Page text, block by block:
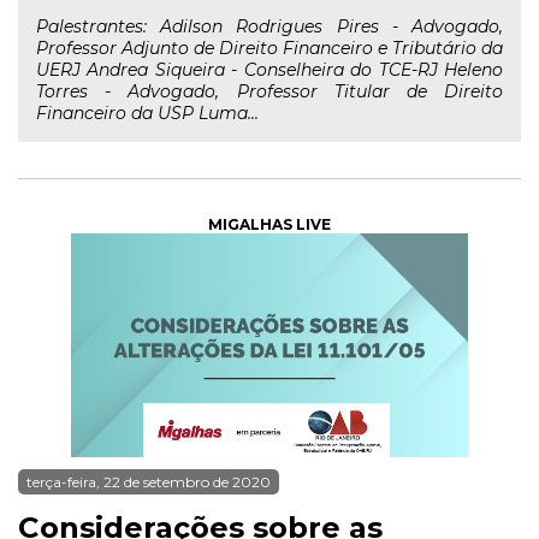
Palestrantes: Adilson Rodrigues Pires - Advogado,
Professor Adjunto de Direito Financeiro e Tributário da
UERJ Andrea Siqueira - Conselheira do TCE-RJ Heleno
Torres - Advogado, Professor Titular de Direito
Financeiro da USP Luma...
MIGALHAS LIVE
terça-feira, 22 de setembro de 2020
Considerações sobre as